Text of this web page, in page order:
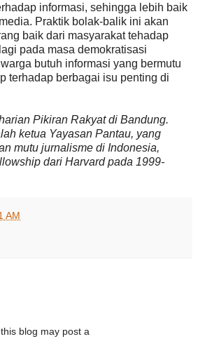
informasi, sehingga lebih baik
Praktik bolak-balik ini akan
baik dari masyarakat tehadap
pada masa demokratisasi
butuh informasi yang bermutu
terhadap berbagai isu penting di
Pikiran Rakyat di Bandung.
ketua Yayasan Pantau, yang
mutu jurnalisme di Indonesia,
dari Harvard pada 1999-
AM
blog may post a